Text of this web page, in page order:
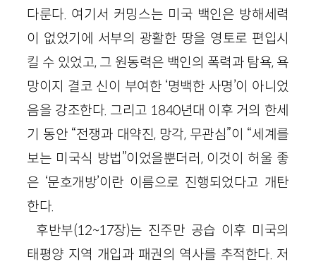
다룬다. 여기서 커밍스는 미국 백인은 방해세력
이 없었기에 서부의 광활한 땅을 영토로 편입시
킬 수 있었고, 그 원동력은 백인의 폭력과 탐욕, 욕
망이지 결코 신이 부여한 ‘명백한 사명’이 아니었
음을 강조한다. 그리고 1840년대 이후 거의 한세
기 동안 “전쟁과 대약진, 망각, 무관심”이 “세계를
보는 미국식 방법”이었을뿐더러, 이것이 허울 좋
은 ‘문호개방’이란 이름으로 진행되었다고 개탄
한다.
후반부(12~17장)는 진주만 공습 이후 미국의
태평양 지역 개입과 패권의 역사를 추적한다. 저